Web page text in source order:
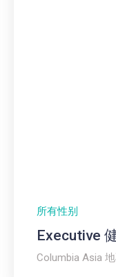
所有性别
Executive
Columbia Asia